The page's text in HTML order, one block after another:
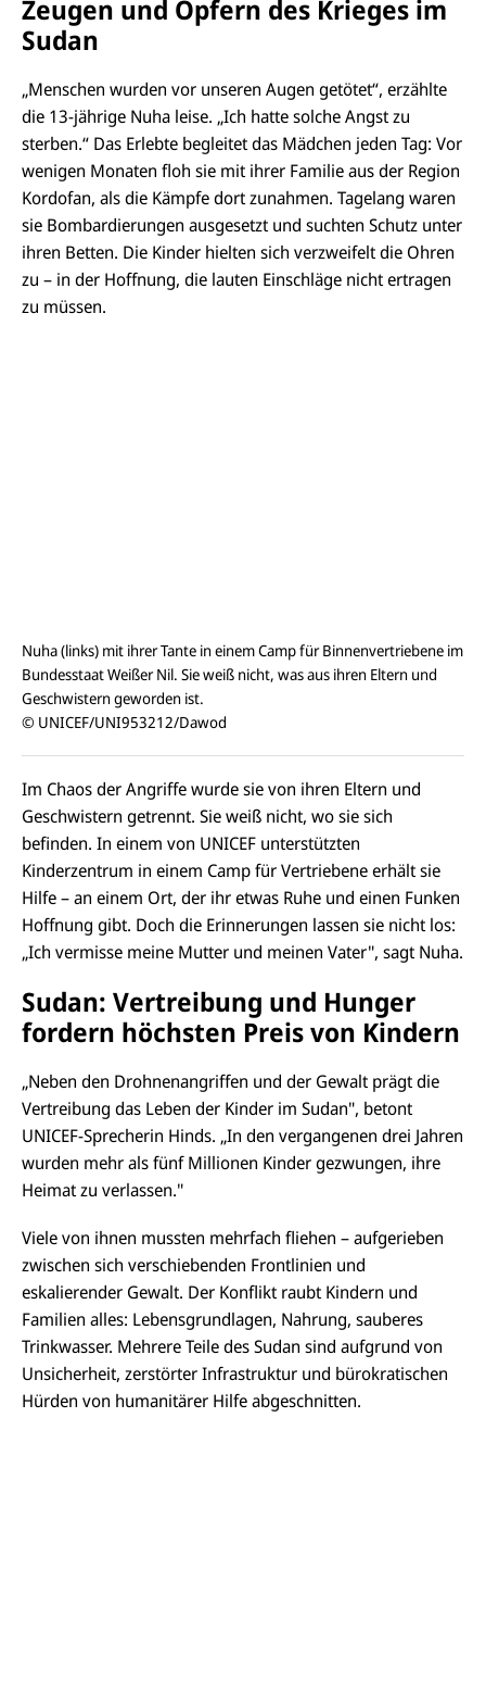
Zeugen und Opfern des Krieges im
Sudan
„Menschen wurden vor unseren Augen getötet“, erzählte
die 13-jährige Nuha leise. „Ich hatte solche Angst zu
sterben.“ Das Erlebte begleitet das Mädchen jeden Tag: Vor
wenigen Monaten floh sie mit ihrer Familie aus der Region
Kordofan, als die Kämpfe dort zunahmen. Tagelang waren
sie Bombardierungen ausgesetzt und suchten Schutz unter
ihren Betten. Die Kinder hielten sich verzweifelt die Ohren
zu – in der Hoffnung, die lauten Einschläge nicht ertragen
zu müssen.
Nuha (links) mit ihrer Tante in einem Camp für Binnenvertriebene im
Bundesstaat Weißer Nil. Sie weiß nicht, was aus ihren Eltern und
Geschwistern geworden ist.
© UNICEF/UNI953212/Dawod
Im Chaos der Angriffe wurde sie von ihren Eltern und
Geschwistern getrennt. Sie weiß nicht, wo sie sich
befinden. In einem von UNICEF unterstützten
Kinderzentrum in einem Camp für Vertriebene erhält sie
Hilfe – an einem Ort, der ihr etwas Ruhe und einen Funken
Hoffnung gibt. Doch die Erinnerungen lassen sie nicht los:
„Ich vermisse meine Mutter und meinen Vater", sagt Nuha.
Sudan: Vertreibung und Hunger
fordern höchsten Preis von Kindern
„Neben den Drohnenangriffen und der Gewalt prägt die
Vertreibung das Leben der Kinder im Sudan", betont
UNICEF-Sprecherin Hinds. „In den vergangenen drei Jahren
wurden mehr als fünf Millionen Kinder gezwungen, ihre
Heimat zu verlassen."
Viele von ihnen mussten mehrfach fliehen – aufgerieben
zwischen sich verschiebenden Frontlinien und
eskalierender Gewalt. Der Konflikt raubt Kindern und
Familien alles: Lebensgrundlagen, Nahrung, sauberes
Trinkwasser. Mehrere Teile des Sudan sind aufgrund von
Unsicherheit, zerstörter Infrastruktur und bürokratischen
Hürden von humanitärer Hilfe abgeschnitten.